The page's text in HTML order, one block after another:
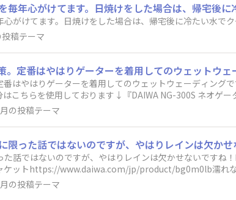
年心がけてます。日焼けをした場合は、帰宅後に
がけてます。日焼けをした場合は、帰宅後に冷たい水でク
稿テーマ
はやはりゲーターを着用してのウェットウェーディング
はこちらを使用しております↓『DAIWA NG-300S ネオ
ェアを着用する事でより快適に釣りを行う事ができます♪
jp/product/71eb6p4もし、よろしければ参考に
の投稿テーマ
話ではないのですが、やはりレインは欠かせないですね
ケットhttps://www.daiwa.com/jp/product/bg0m0lb濡れ
ですね✨併せて防水のリュックも使用しています。転倒や
の投稿テーマ